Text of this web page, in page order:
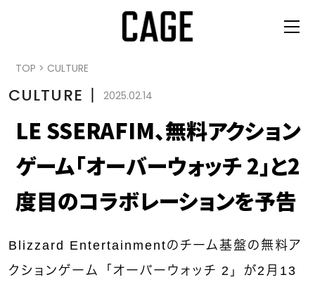
TOP > CULTURE
CULTURE 丨 2025.02.14
LE SSERAFIM、無料アクション
ゲーム「オーバーウォッチ 2」と2
度目のコラボレーションを予告
Blizzard Entertainmentのチーム基盤の無料ア
クションゲーム「オーバーウォッチ 2」が2月13